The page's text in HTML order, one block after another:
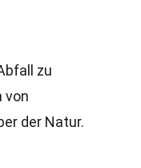
zu
von
der Natur.